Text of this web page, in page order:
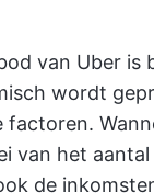
van Uber is
wordt
factoren.
van het
de